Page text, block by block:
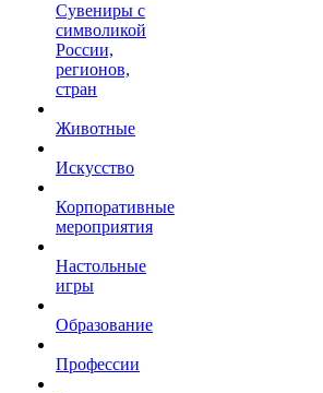
Сувениры с
символикой
России,
регионов,
стран
Животные
Искусство
Корпоративные
мероприятия
Настольные
игры
Образование
Профессии